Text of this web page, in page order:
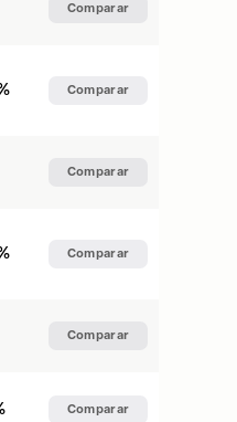
Comparar
Comparar
Comparar
Comparar
Comparar
Comparar